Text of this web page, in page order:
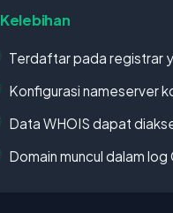
Kelebihan
Terdaftar pada registrar
Konfigurasi nameserver
Data WHOIS dapat
Domain muncul dalam log